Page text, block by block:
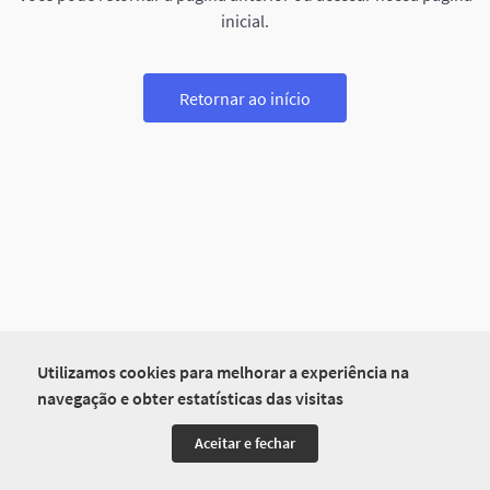
Utilizamos cookies para melhorar a experiência na
navegação e obter estatísticas das visitas
Aceitar e fechar
inicial.
Retornar ao início